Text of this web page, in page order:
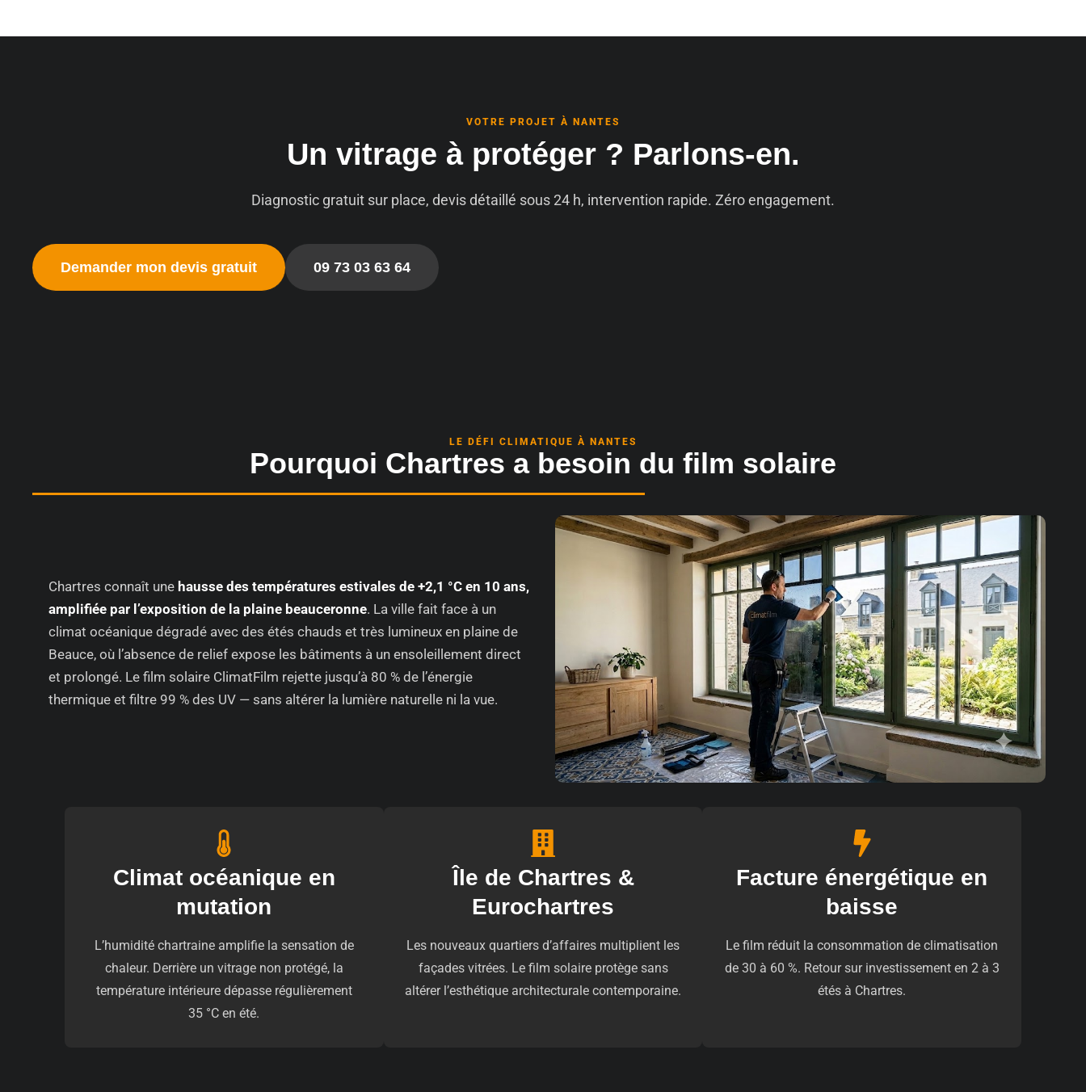
VOTRE PROJET À NANTES
Un vitrage à protéger ? Parlons-en.
Diagnostic gratuit sur place, devis détaillé sous 24 h, intervention rapide. Zéro engagement.
Demander mon devis gratuit 09 73 03 63 64
LE DÉFI CLIMATIQUE À NANTES
Pourquoi Chartres a besoin du film solaire
Chartres connaît une hausse des températures estivales de +2,1 °C en 10 ans,
amplifiée par l’exposition de la plaine beauceronne. La ville fait face à un
climat océanique dégradé avec des étés chauds et très lumineux en plaine de
Beauce, où l’absence de relief expose les bâtiments à un ensoleillement direct
et prolongé. Le film solaire ClimatFilm rejette jusqu’à 80 % de l’énergie
thermique et filtre 99 % des UV — sans altérer la lumière naturelle ni la vue.
Climat océanique en
mutation
L’humidité chartraine amplifie la sensation de
chaleur. Derrière un vitrage non protégé, la
température intérieure dépasse régulièrement
35 °C en été.
Île de Chartres &
Eurochartres
Les nouveaux quartiers d’affaires multiplient les
façades vitrées. Le film solaire protège sans
altérer l’esthétique architecturale contemporaine.
Facture énergétique en
baisse
Le film réduit la consommation de climatisation
de 30 à 60 %. Retour sur investissement en 2 à 3
étés à Chartres.